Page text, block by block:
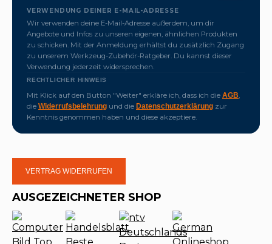
VERWENDUNG DEINER E-MAIL-ADRESSE
Wir verwenden deine E-Mail-Adresse außerdem, um dir
Angebote und Infos zu unseren eigenen, ähnlichen Produkten
zu schicken. Mit der Anmeldung erhältst du zusätzlich Zugang
zu unserem Werkzeug-Zubehör-Ratgeber. Du kannst dieser
Verwendung jederzeit widersprechen.
RECHTLICHER HINWEIS
Mit Klick auf den Button "Weiter" erkläre ich, dass ich die AGB
die Widerrufsbelehrung und die Datenschutzerklärung zur
Kenntnis genommen haben und diese akzeptiere.
VERTRAG WIDERRUFEN
AUSGEZEICHNETER SHOP